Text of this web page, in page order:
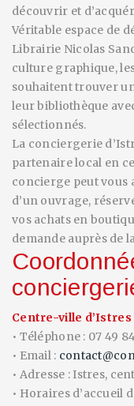
découvrir et
Véritable espace de
Librairie Nicolas
culture graphique,
souhaitent trouver
leur bibliothèque
sélectionnés.
La conciergerie
partenaire local en
concierge peut vous
d’un ouvrage,
vos achats en
demande auprès de
Centre-ville d’Istres
• Téléphone : 07 49
• Email :
• Adresse : Istres,
• Horaires d’accueil